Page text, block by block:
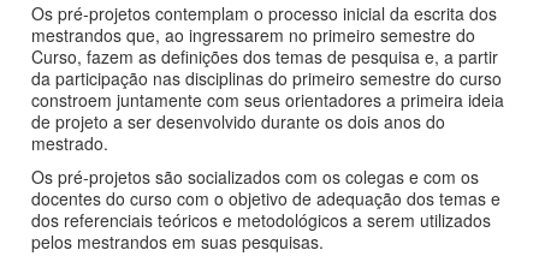
Os pré-projetos contemplam o processo inicial da escrita dos
mestrandos que, ao ingressarem no primeiro semestre do
Curso, fazem as definições dos temas de pesquisa e, a partir
da participação nas disciplinas do primeiro semestre do curso
constroem juntamente com seus orientadores a primeira ideia
de projeto a ser desenvolvido durante os dois anos do
mestrado.
Os pré-projetos são socializados com os colegas e com os
docentes do curso com o objetivo de adequação dos temas e
dos referenciais teóricos e metodológicos a serem utilizados
pelos mestrandos em suas pesquisas.